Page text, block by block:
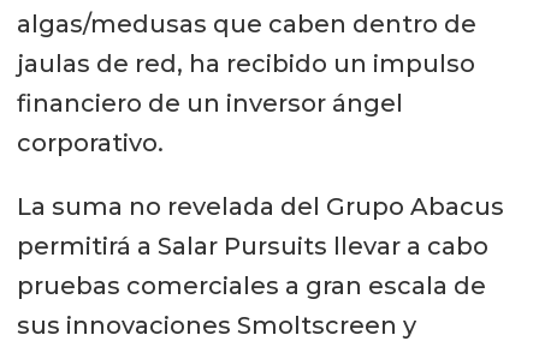
algas/medusas que caben dentro de
jaulas de red, ha recibido un impulso
financiero de un inversor ángel
corporativo.
La suma no revelada del Grupo Abacus
permitirá a Salar Pursuits llevar a cabo
pruebas comerciales a gran escala de
sus innovaciones Smoltscreen y